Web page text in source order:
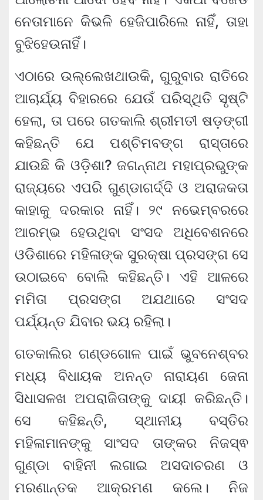
ନେତାମାନେ କିଭଳି ହେଜିପାରିଲେ ନାହିଁ, ତାହା
ବୁଝିହେଉନାହିଁ।
ଏଠାରେ ଉଲ୍ଲେଖଥାଉକି, ଗୁରୁବାର ରାତିରେ
ଆଚାର୍ଯ୍ୟ ବିହାରରେ ଯେଉଁ ପରିସ୍ଥିତି ସୃଷ୍ଟି
ହେଲା, ତା ପରେ ଗତକାଲି ଶ୍ରୀମତୀ ଷଡ଼ଙ୍ଗୀ
କହିଛନ୍ତି ଯେ ପଶ୍ଚିମବଙ୍ଗ ରାସ୍ତାରେ
ଯାଉଛି କି ଓଡ଼ିଶା? ଜଗନ୍ନାଥ ମହାପ୍ରଭୁଙ୍କ
ରାଜ୍ୟରେ ଏପରି ଗୁଣ୍ଡାଗର୍ଦ୍ଦି ଓ ଅରାଜକତା
କାହାକୁ ଦରକାର ନାହିଁ। ୨୯ ନଭେମ୍ବରରେ
ଆରମ୍ଭ ହେଉଥିବା ସଂସଦ ଅଧିବେଶନରେ
ଓଡିଶାରେ ମହିଳାଙ୍କ ସୁରକ୍ଷା ପ୍ରସଙ୍ଗ ସେ
ଉଠାଇବେ ବୋଲି କହିଛନ୍ତି। ଏହି ଆଳରେ
ମମିତା ପ୍ରସଙ୍ଗ ଅଯଥାରେ ସଂସଦ
ପର୍ଯ୍ୟନ୍ତ ଯିବାର ଭୟ ରହିଲା।
ଗତକାଲିର ଗଣ୍ଡଗୋଳ ପାଇଁ ଭୁବନେଶ୍ବର
ମଧ୍ୟ ବିଧାୟକ ଅନନ୍ତ ନାରାୟଣ ଜେନା
ସିଧାସଳଖ ଅପରାଜିତାଙ୍କୁ ଦାୟୀ କରିଛନ୍ତି।
ସେ କହିଛନ୍ତି, ସ୍ଥାନୀୟ ବସ୍ତିର
ମହିଳାମାନଙ୍କୁ ସାଂସଦ ତାଙ୍କର ନିଜସ୍ଵ
ଗୁଣ୍ଡା ବାହିନୀ ଲଗାଇ ଅସଦାଚରଣ ଓ
ମରଣାନ୍ତକ ଆକ୍ରମଣ କଲେ। ନିଜ